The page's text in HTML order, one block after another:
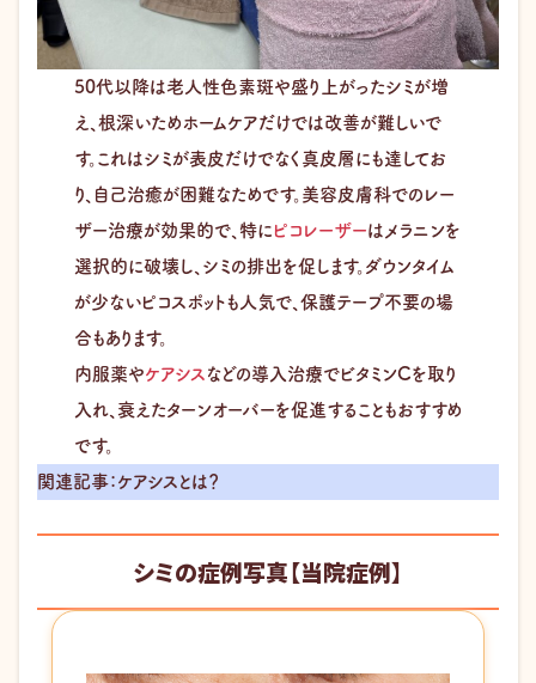
50代以降は老人性色素斑や盛り上がったシミが増
え、根深いためホームケアだけでは改善が難しいで
す。これはシミが表皮だけでなく真皮層にも達してお
り、自己治癒が困難なためです。美容皮膚科でのレー
ザー治療が効果的で、特にピコレーザーはメラニンを
選択的に破壊し、シミの排出を促します。ダウンタイム
が少ないピコスポットも人気で、保護テープ不要の場
合もあります。
内服薬やケアシス などの導入治療でビタミンCを取り
入れ、衰えたターンオーバーを促進することもおすすめ
です。
関連記事：ケアシスとは？
シミの症例写真【当院症例】